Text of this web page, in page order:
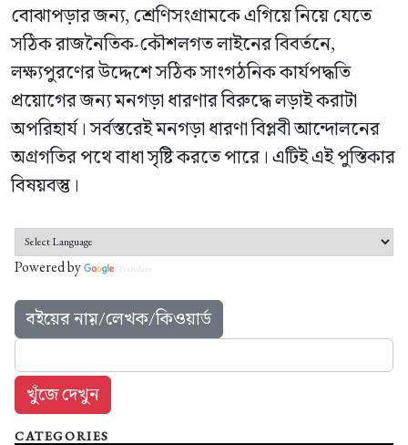
বোঝাপড়ার জন্য, শ্রেণিসংগ্রামকে এগিয়ে নিয়ে যেতে
সঠিক রাজনৈতিক-কৌশলগত লাইনের বিবর্তনে,
লক্ষ্যপুরণের উদ্দেশে সঠিক সাংগঠনিক কার্যপদ্ধতি
প্রয়োগের জন্য মনগড়া ধারণার বিরুদ্ধে লড়াই করাটা
অপরিহার্য। সর্বস্তরেই মনগড়া ধারণা বিপ্লবী আন্দোলনের
অগ্রগতির পথে বাধা সৃষ্টি করতে পারে। এটিই এই পুস্তিকার
বিষয়বস্তু।
Powered by Translate
বইয়ের নাম়/লেখক/কিওয়ার্ড
CATEGORIES